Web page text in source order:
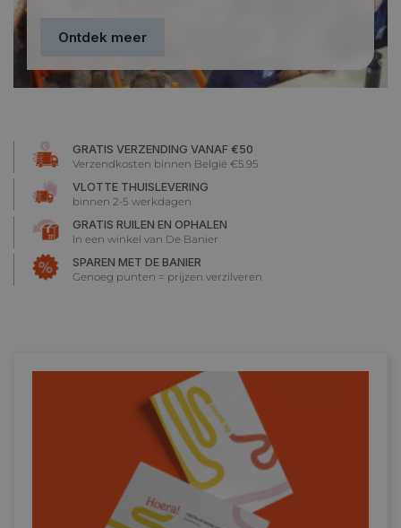
Ontdek meer
GRATIS VERZENDING VANAF €50
Verzendkosten binnen België €5.95
VLOTTE THUISLEVERING
binnen 2-5 werkdagen
GRATIS RUILEN EN OPHALEN
In een winkel van De Banier
SPAREN MET DE BANIER
Genoeg punten = prijzen verzilveren